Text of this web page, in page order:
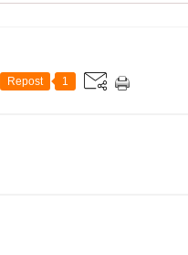
Repost 1